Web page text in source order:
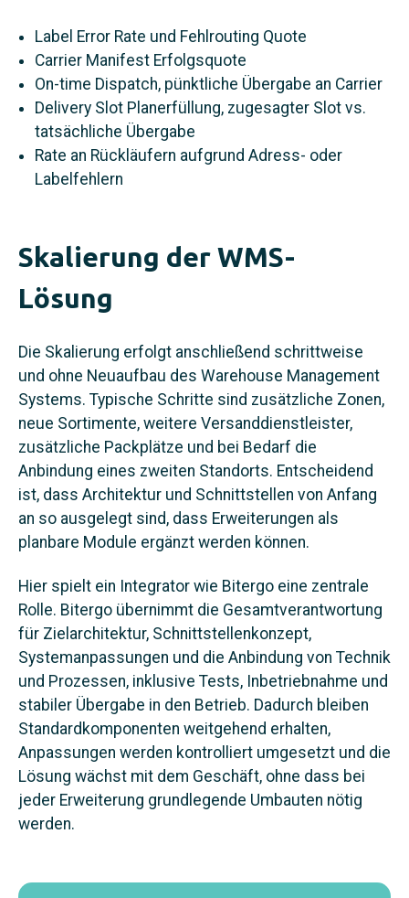
Label Error Rate und Fehlrouting Quote
Carrier Manifest Erfolgsquote
On-time Dispatch, pünktliche Übergabe an Carrier
Delivery Slot Planerfüllung, zugesagter Slot vs.
tatsächliche Übergabe
Rate an Rückläufern aufgrund Adress- oder
Labelfehlern
Skalierung der WMS-
Lösung
Die Skalierung erfolgt anschließend schrittweise
und ohne Neuaufbau des Warehouse Management
Systems. Typische Schritte sind zusätzliche Zonen,
neue Sortimente, weitere Versanddienstleister,
zusätzliche Packplätze und bei Bedarf die
Anbindung eines zweiten Standorts. Entscheidend
ist, dass Architektur und Schnittstellen von Anfang
an so ausgelegt sind, dass Erweiterungen als
planbare Module ergänzt werden können.
Hier spielt ein Integrator wie Bitergo eine zentrale
Rolle. Bitergo übernimmt die Gesamtverantwortung
für Zielarchitektur, Schnittstellenkonzept,
Systemanpassungen und die Anbindung von Technik
und Prozessen, inklusive Tests, Inbetriebnahme und
stabiler Übergabe in den Betrieb. Dadurch bleiben
Standardkomponenten weitgehend erhalten,
Anpassungen werden kontrolliert umgesetzt und die
Lösung wächst mit dem Geschäft, ohne dass bei
jeder Erweiterung grundlegende Umbauten nötig
werden.